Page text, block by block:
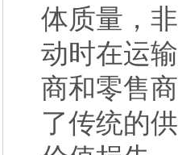
体质量 ，
动时在运
商和零售
了传统的